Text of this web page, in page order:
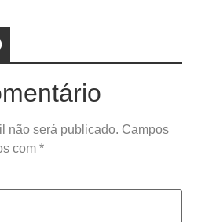
não será publicado. Campos
com *